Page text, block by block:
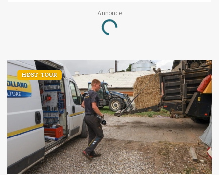
Annonce
Loading...
HØST-TOUR